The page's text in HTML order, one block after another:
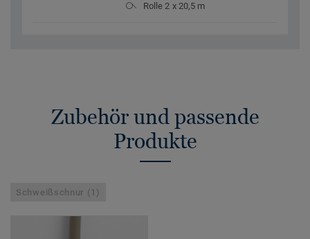
Rolle 2 x 20,5 m
Zubehör und passende
Produkte
Schweißschnur (1)